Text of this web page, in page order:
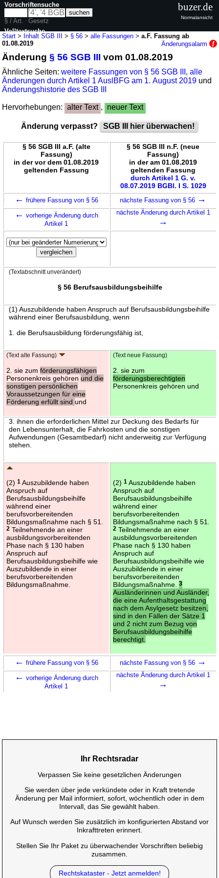
Start > Inhalt SGB III > § 56 >alle Fassungen >a.F. Fassung ab
01.08.2019
Änderungsalarm
Änderung§ 56 SGB III vom 01.08.2019
Ähnliche Seiten:weitere Fassungen von § 56 SGB III ,alle
Änderungen durch Artikel 1 AuslBFG am 1. August 2019 und
Änderungshistorie des SGB III
Hervorhebungen: alter Text , neuer Text
Änderung verpasst? SGB III hier überwachen!
§ 56 SGB III a.F. (alte
Fassung)
in der vor dem 01.08.2019
geltenden Fassung
§ 56 SGB III n.F. (neue
Fassung)
in der am 01.08.2019
geltenden Fassung
durch Artikel 1 G. v.
08.07.2019 BGBl. I S. 1029
← frühere Fassung von § 56 nächste Fassung von § 56 →
← vorherige Änderung durch
Artikel 1
nächste Änderung durch Artikel 1
→
(Textabschnitt unverändert)
§ 56 Berufsausbildungsbeihilfe
(1) Auszubildende haben Anspruch auf Berufsausbildungsbeihilfe
während einer Berufsausbildung, wenn
1. die Berufsausbildung förderungsfähig ist,
(Text alte Fassung)
2. sie zum förderungsfähigen
Personenkreis gehören und die
sonstigen persönlichen
Voraussetzungen für eine
Förderung erfüllt sind und
(Text neue Fassung)
2. sie zum
förderungsberechtigten
Personenkreis gehören und
3. ihnen die erforderlichen Mittel zur Deckung des Bedarfs für
den Lebensunterhalt, die Fahrkosten und die sonstigen
Aufwendungen (Gesamtbedarf) nicht anderweitig zur Verfügung
stehen.
(2) 1Auszubildende haben
Anspruch auf
Berufsausbildungsbeihilfe
während einer
berufsvorbereitenden
Bildungsmaßnahme nach § 51.
2Teilnehmende an einer
ausbildungsvorbereitenden
Phase nach § 130 haben
Anspruch auf
Berufsausbildungsbeihilfe wie
Auszubildende in einer
berufsvorbereitenden
Bildungsmaßnahme.
(2) 1Auszubildende haben
Anspruch auf
Berufsausbildungsbeihilfe
während einer
berufsvorbereitenden
Bildungsmaßnahme nach § 51.
2Teilnehmende an einer
ausbildungsvorbereitenden
Phase nach § 130 haben
Anspruch auf
Berufsausbildungsbeihilfe wie
Auszubildende in einer
berufsvorbereitenden
Bildungsmaßnahme.
3
Ausländerinnen und Ausländer,
die eine Aufenthaltsgestattung
nach dem Asylgesetz besitzen,
sind in den Fällen der Sätze 1
und 2 nicht zum Bezug von
Berufsausbildungsbeihilfe
berechtigt.
← frühere Fassung von § 56 nächste Fassung von § 56 →
← vorherige Änderung durch
Artikel 1
nächste Änderung durch Artikel 1
→
Vorschriftensuche
§ / Art.
Gesetz
Volltextsuche
buzer.de
Normalansicht
Ihr Rechtsradar
Verpassen Sie keine gesetzlichen Änderungen
Sie werden über jede verkündete oder in Kraft tretende
Änderung per Mail informiert, sofort, wöchentlich oder in dem
Intervall, das Sie gewählt haben.
Auf Wunsch werden Sie zusätzlich im konfigurierten Abstand vor
Inkrafttreten erinnert.
Stellen Sie Ihr Paket zu überwachender Vorschriften beliebig
zusammen.
Rechtskataster - Jetzt anmelden!